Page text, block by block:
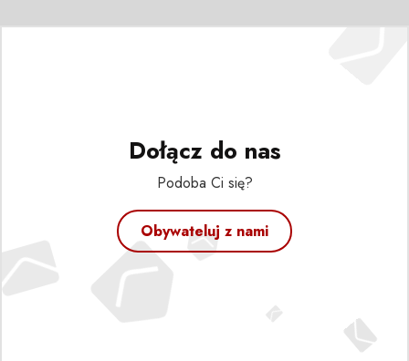
Dołącz do nas
Podoba Ci się?
Obywateluj z nami